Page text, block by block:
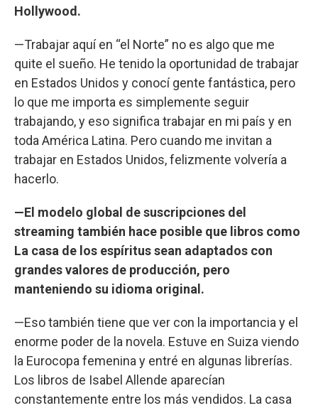
Hollywood.
—Trabajar aquí en “el Norte” no es algo que me
quite el sueño. He tenido la oportunidad de trabajar
en Estados Unidos y conocí gente fantástica, pero
lo que me importa es simplemente seguir
trabajando, y eso significa trabajar en mi país y en
toda América Latina. Pero cuando me invitan a
trabajar en Estados Unidos, felizmente volvería a
hacerlo.
—El modelo global de suscripciones del
streaming también hace posible que libros como
La casa de los espíritus sean adaptados con
grandes valores de producción, pero
manteniendo su idioma original.
—Eso también tiene que ver con la importancia y el
enorme poder de la novela. Estuve en Suiza viendo
la Eurocopa femenina y entré en algunas librerías.
Los libros de Isabel Allende aparecían
constantemente entre los más vendidos. La casa